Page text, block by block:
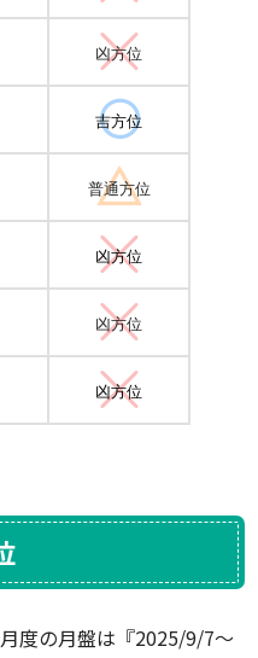
凶方位
吉方位
普通方位
凶方位
凶方位
凶方位
度の月盤は『2025/9/7～